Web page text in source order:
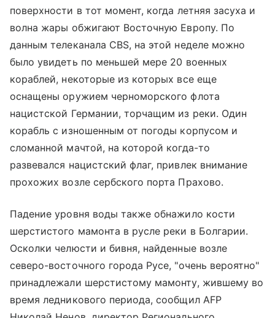
поверхности в тот момент, когда летняя засуха и
волна жары обжигают Восточную Европу. По
данным телеканала CBS, на этой неделе можно
было увидеть по меньшей мере 20 военных
кораблей, некоторые из которых все еще
оснащены оружием черноморского флота
нацистской Германии, торчащим из реки. Один
корабль с изношенным от погоды корпусом и
сломанной мачтой, на которой когда-то
развевался нацистский флаг, привлек внимание
прохожих возле сербского порта Прахово.
Падение уровня воды также обнажило кости
шерстистого мамонта в русле реки в Болгарии.
Осколки челюсти и бивня, найденные возле
северо-восточного города Русе, "очень вероятно"
принадлежали шерстистому мамонту, жившему во
время ледникового периода, сообщил AFP